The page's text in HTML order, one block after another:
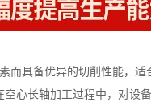
而具备优异的切削性能，
心长轴加工过程中，对设